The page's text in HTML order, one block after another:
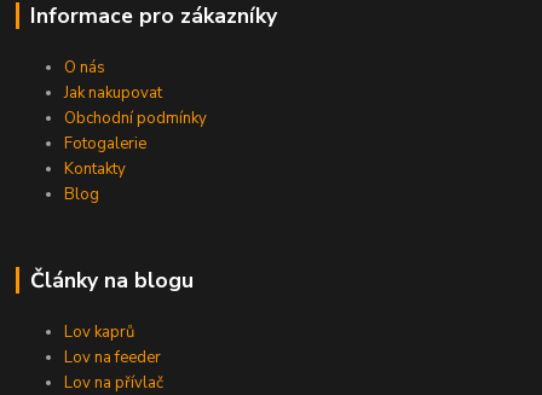
Informace pro zákazníky
O nás
Jak nakupovat
Obchodní podmínky
Fotogalerie
Kontakty
Blog
Články na blogu
Lov kaprů
Lov na feeder
Lov na přívlač